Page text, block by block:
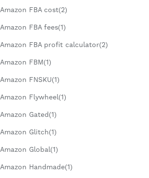
Amazon FBA cost(2)
Amazon FBA fees(1)
Amazon FBA profit calculator(2)
Amazon FBM(1)
Amazon FNSKU(1)
Amazon Flywheel(1)
Amazon Gated(1)
Amazon Glitch(1)
Amazon Global(1)
Amazon Handmade(1)